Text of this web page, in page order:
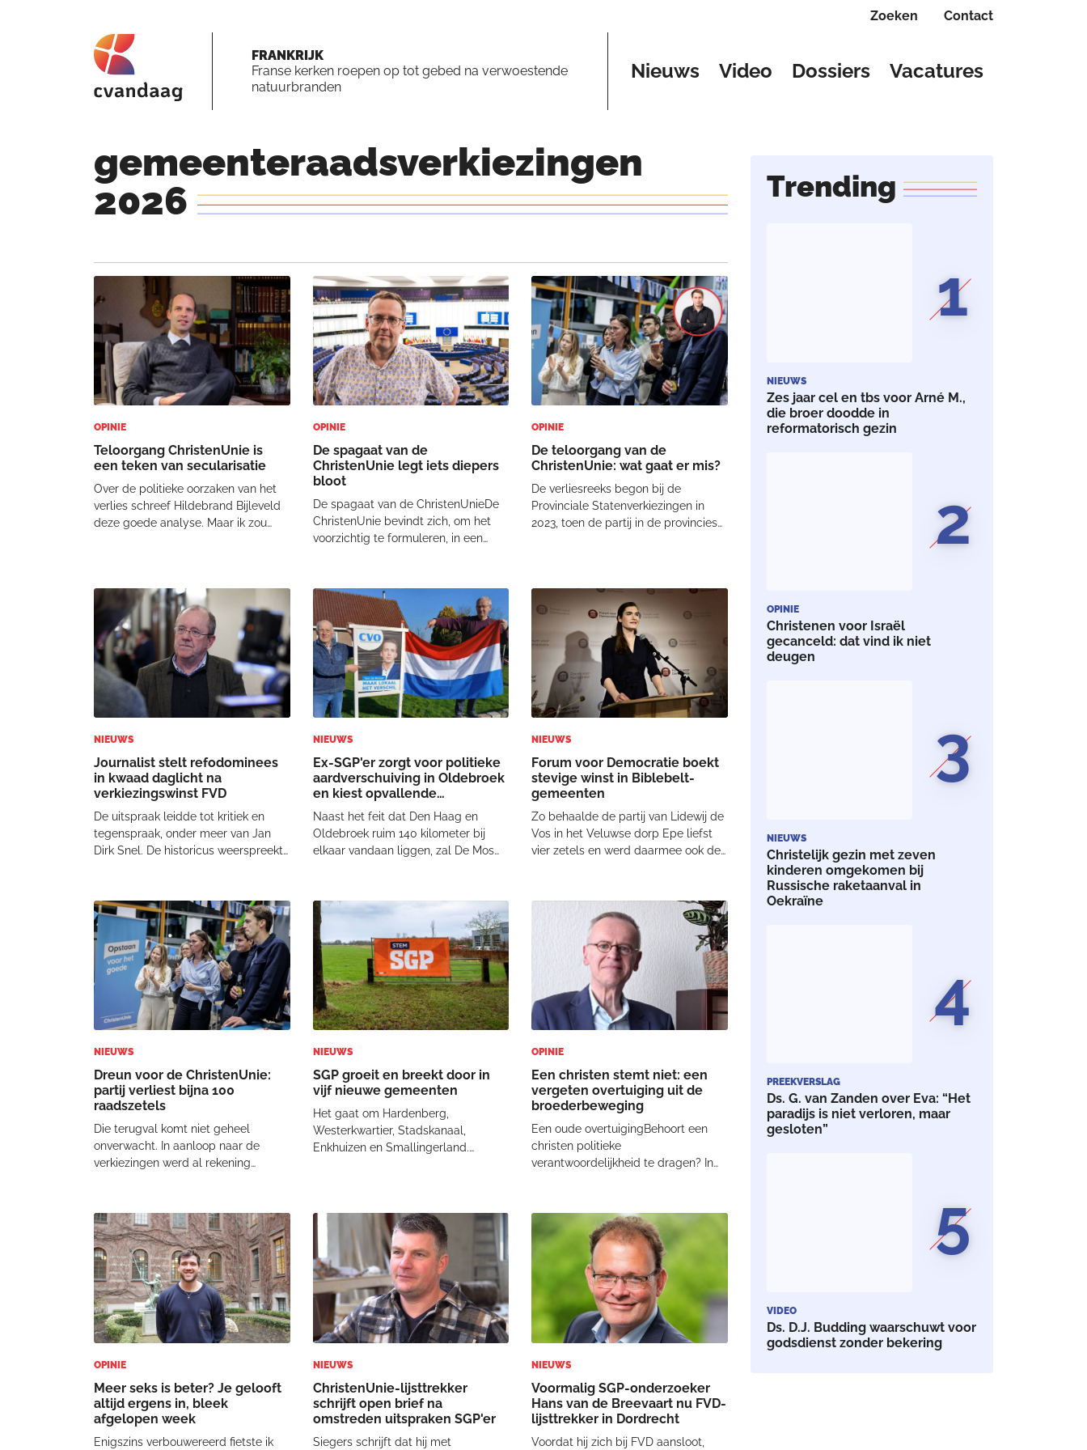
Zoeken Contact
FRANKRIJK
Franse kerken roepen op tot gebed na verwoestende
natuurbranden
Nieuws Video Dossiers Vacatures
gemeenteraadsverkiezingen
2026
OPINIE
Teloorgang ChristenUnie is
een teken van secularisatie
Over de politieke oorzaken van het
verlies schreef Hildebrand Bijleveld
deze goede analyse. Maar ik zou
van het christendom.
SecularisatieToen de C
OPINIE
De spagaat van de
ChristenUnie legt iets diepers
bloot
De spagaat van de ChristenUnieDe
ChristenUnie bevindt zich, om het
voorzichtig te formuleren, in een
het Evangelie in brede zin: oog voor
het publieke belang, aandacht voor
de k
OPINIE
De teloorgang van de
ChristenUnie: wat gaat er mis?
De verliesreeks begon bij de
Provinciale Statenverkiezingen in
2023, toen de partij in de provincies
de ChristenUnie twee van haar vijf
zetels in de
NIEUWS
Journalist stelt refodominees
in kwaad daglicht na
verkiezingswinst FVD
De uitspraak leidde tot kritiek en
tegenspraak, onder meer van Jan
Dirk Snel. De historicus weerspreekt
weinig over het functioneren van
predikanten. 'In al die gemeenten
heeft de SGP nie
NIEUWS
Ex-SGP'er zorgt voor politieke
aardverschuiving in Oldebroek
en kiest opvallende
informateur
Naast het feit dat Den Haag en
Oldebroek ruim 140 kilometer bij
elkaar vandaan liggen, zal De Mos
initiatief te nemen voor het smeden
van een coalitie in de Haagse
gemeenteraad. Zo
NIEUWS
Forum voor Democratie boekt
stevige winst in Biblebelt-
gemeenten
Zo behaalde de partij van Lidewij de
Vos in het Veluwse dorp Epe liefst
vier zetels en werd daarmee ook de
drie zetels. In het Overijsselse Rijssen
wist de partij drie zetels te behal
NIEUWS
Dreun voor de ChristenUnie:
partij verliest bijna 100
raadszetels
Die terugval komt niet geheel
onverwacht. In aanloop naar de
verkiezingen werd al rekening
2022 een enkele zetel behaalde.
Juist daar is de marge klein: een
beperkte verschuiving in
NIEUWS
SGP groeit en breekt door in
vijf nieuwe gemeenten
Het gaat om Hardenberg,
Westerkwartier, Stadskanaal,
Enkhuizen en Smallingerland.
Chris Stoffer spreekt van een
bemoedigend resultaat:
“Bemoedigend dat e
OPINIE
Een christen stemt niet: een
vergeten overtuiging uit de
broederbeweging
Een oude overtuigingBehoort een
christen politieke
verantwoordelijkheid te dragen? In
Vergadering van gelovigen
genoemd, kende men in de
Engelstalige landen het motto: no
ballot, no bullet, no
OPINIE
Meer seks is beter? Je gelooft
altijd ergens in, bleek
afgelopen week
Enigszins verbouwereerd fietste ik
NIEUWS
ChristenUnie-lijsttrekker
schrijft open brief na
omstreden uitspraken SGP'er
Siegers schrijft dat hij met
NIEUWS
Voormalig SGP-onderzoeker
Hans van de Breevaart nu FVD-
lijsttrekker in Dordrecht
Voordat hij zich bij FVD aansloot,
Trending
1
NIEUWS
Zes jaar cel en tbs voor Arné M.,
die broer doodde in
reformatorisch gezin
2
OPINIE
Christenen voor Israël
gecanceld: dat vind ik niet
deugen
3
NIEUWS
Christelijk gezin met zeven
kinderen omgekomen bij
Russische raketaanval in
Oekraïne
4
PREEKVERSLAG
Ds. G. van Zanden over Eva: “Het
paradijs is niet verloren, maar
gesloten”
5
VIDEO
Ds. D.J. Budding waarschuwt voor
godsdienst zonder bekering